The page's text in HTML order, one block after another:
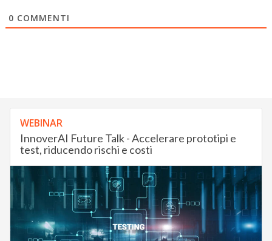
0 COMMENTI
WEBINAR
InnoverAI Future Talk - Accelerare prototipi e
test, riducendo rischi e costi